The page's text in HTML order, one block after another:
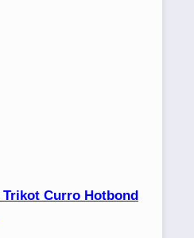
Curro Hotbond